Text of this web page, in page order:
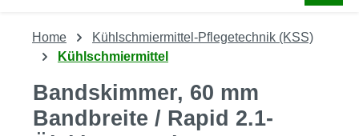
Home
Kühlschmiermittel-Pflegetechnik (KSS)
Kühlschmiermittel
Bandskimmer, 60 mm
Bandbreite / Rapid 2.1-